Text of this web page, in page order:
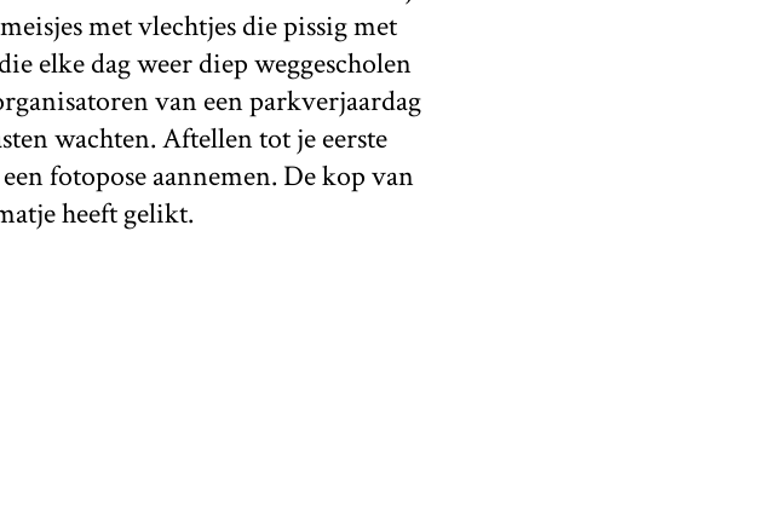
met vlechtjes die pissig met
elke dag weer diep weggescholen
van een parkverjaardag
wachten. Aftellen tot je eerste
fotopose aannemen. De kop van
heeft gelikt.